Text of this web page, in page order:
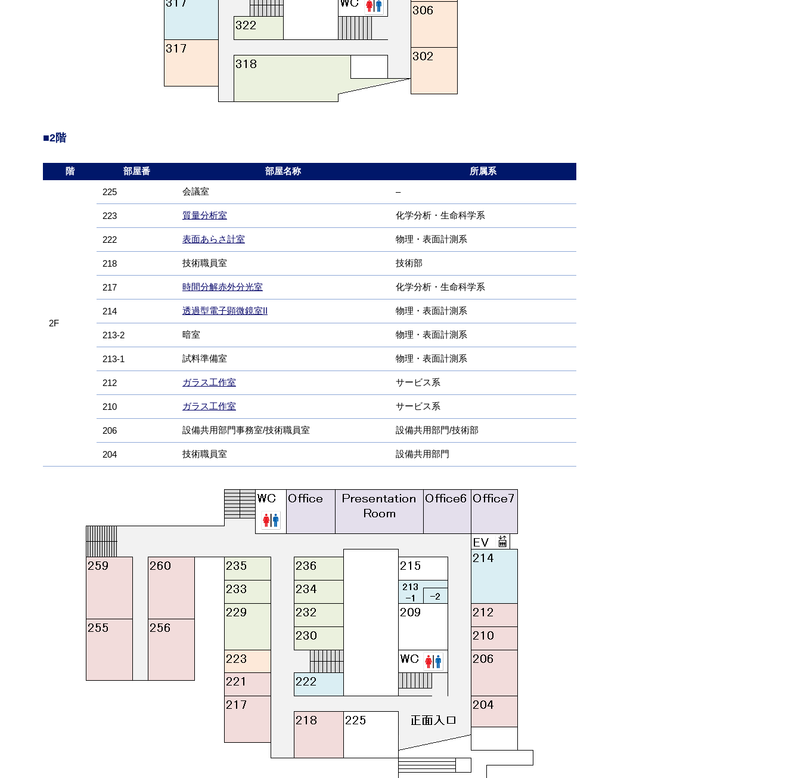
■2階
階 部屋番 部屋名称 所属系
2F
225 会議室 –
223 質量分析室 化学分析・生命科学系
222 表面あらさ計室 物理・表面計測系
218 技術職員室 技術部
217 時間分解赤外分光室 化学分析・生命科学系
214 透過型電子顕微鏡室II 物理・表面計測系
213-2 暗室 物理・表面計測系
213-1 試料準備室 物理・表面計測系
212 ガラス工作室 サービス系
210 ガラス工作室 サービス系
206 設備共用部門事務室/技術職員室 設備共用部門/技術部
204 技術職員室 設備共用部門